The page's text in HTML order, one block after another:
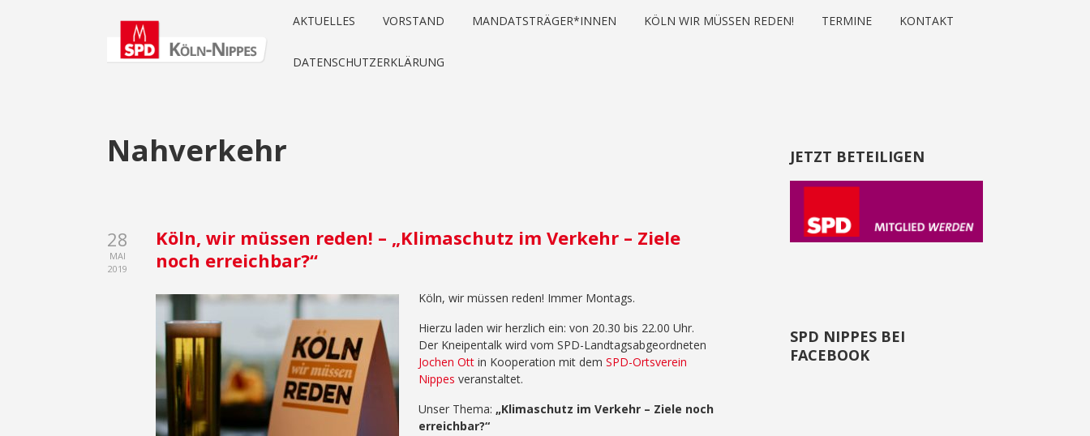
AKTUELLES VORSTAND MANDATSTRÄGER*INNEN KÖLN WIR MÜSSEN REDEN! TERMINE KONTAKT
DATENSCHUTZERKLÄRUNG
Nahverkehr
28
MAI
2019
Köln, wir müssen reden! – „Klimaschutz im Verkehr – Ziele
noch erreichbar?“
Köln, wir müssen reden! Immer Montags.
Hierzu laden wir herzlich ein: von 20.30 bis 22.00 Uhr.
Der Kneipentalk wird vom SPD-Landtagsabgeordneten
Jochen Ott in Kooperation mit dem SPD-Ortsverein
Nippes veranstaltet.
Unser Thema: „Klimaschutz im Verkehr – Ziele noch
erreichbar?“
JETZT BETEILIGEN
SPD NIPPES BEI
FACEBOOK